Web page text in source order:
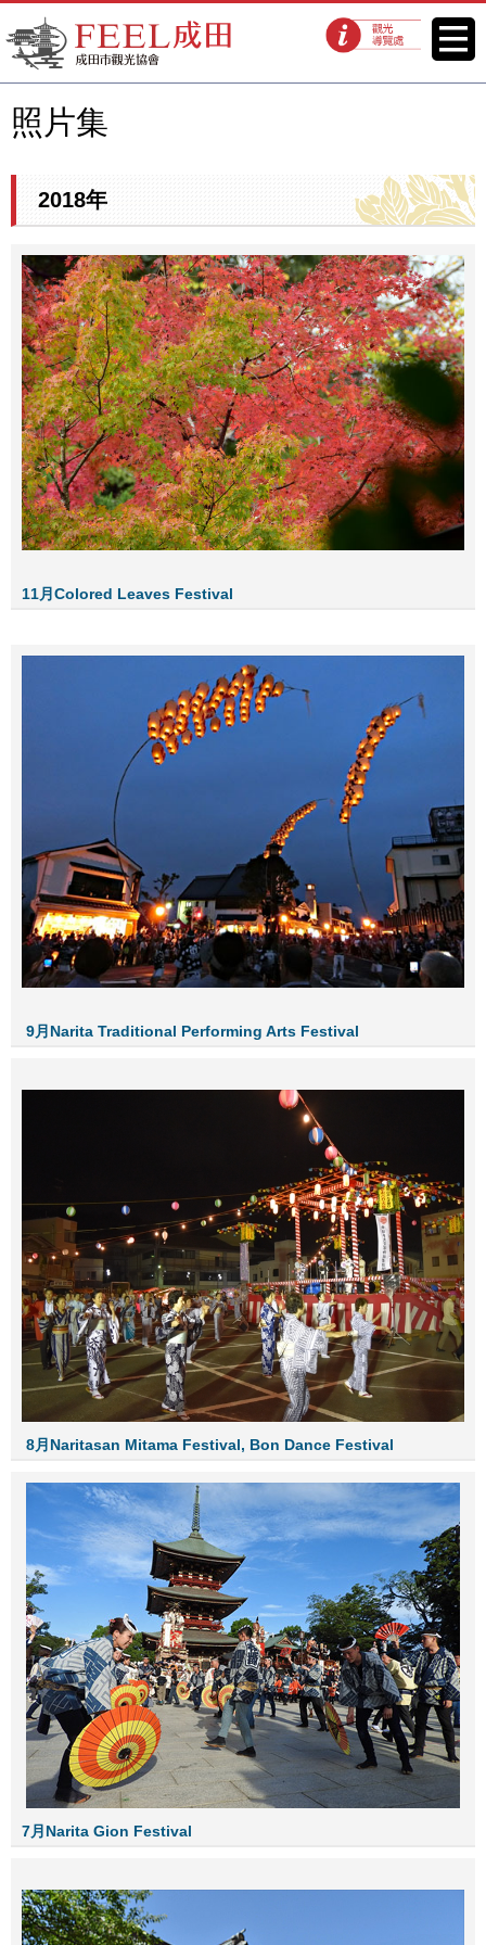
FEEL成田成田市觀光協會官方網
站
觀光導覽處 菜單
照片集
2018年
11月Colored Leaves Festival
9月Narita Traditional Performing Arts Festival
8月Naritasan Mitama Festival, Bon Dance Festival
7月Narita Gion Festival